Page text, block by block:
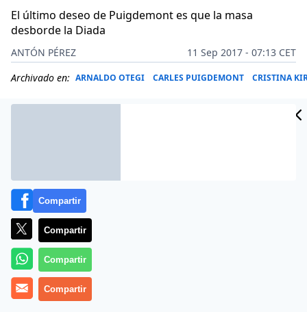
El último deseo de Puigdemont es que la masa
desborde la Diada
ANTÓN PÉREZ
11 Sep 2017 - 07:13 CET
Archivado en: ARNALDO OTEGI CARLES PUIGDEMONT CRISTINA
La sensación es que cada vez son más los ciudadanos
Compartir
Compartir
Compartir
Compartir